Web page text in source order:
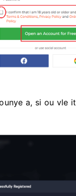
a, si ou vle